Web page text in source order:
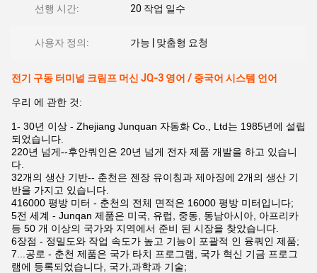
선행 시간: 20 작업 일수
사용자 정의: 가능 | 맞춤형 요청
전기 구동 터미널 크림프 머신 JQ-3 영어 / 중국어 시스템 언어
우리 에 관한 것:
1- 30년 이상 - Zhejiang Junquan 자동화 Co., Ltd는 1985년에 설립
되었습니다.
220년 넘게--후안쿼인은 20년 넘게 전자 제품 개발을 하고 있습니
다.
32개의 생산 기반-- 춘천은 젠장 유이칭과 제아징에 2개의 생산 기
반을 가지고 있습니다.
416000 평방 미터 - 춘천의 전체 면적은 16000 평방 미터입니다;
5전 세계 - Junqan 제품은 미국, 유럽, 중동, 동남아시아, 아프리카
등 50 개 이상의 국가와 지역에서 준비 된 시장을 찾았습니다.
6장점 - 정밀도와 작업 속도가 높고 기능이 포괄적 인 융쿼인 제품;
7...공로 - 춘천 제품은 국가 타치 프로그램, 국가 혁신 기금 프로그
램에 등록되었습니다, 국가,과학과 기술;